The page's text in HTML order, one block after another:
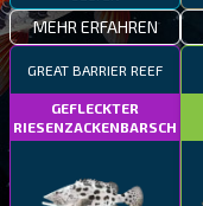
MEHR ERFAHREN
GREAT BARRIER REEF
GEFLECKTER
RIESENZACKENBARSCH